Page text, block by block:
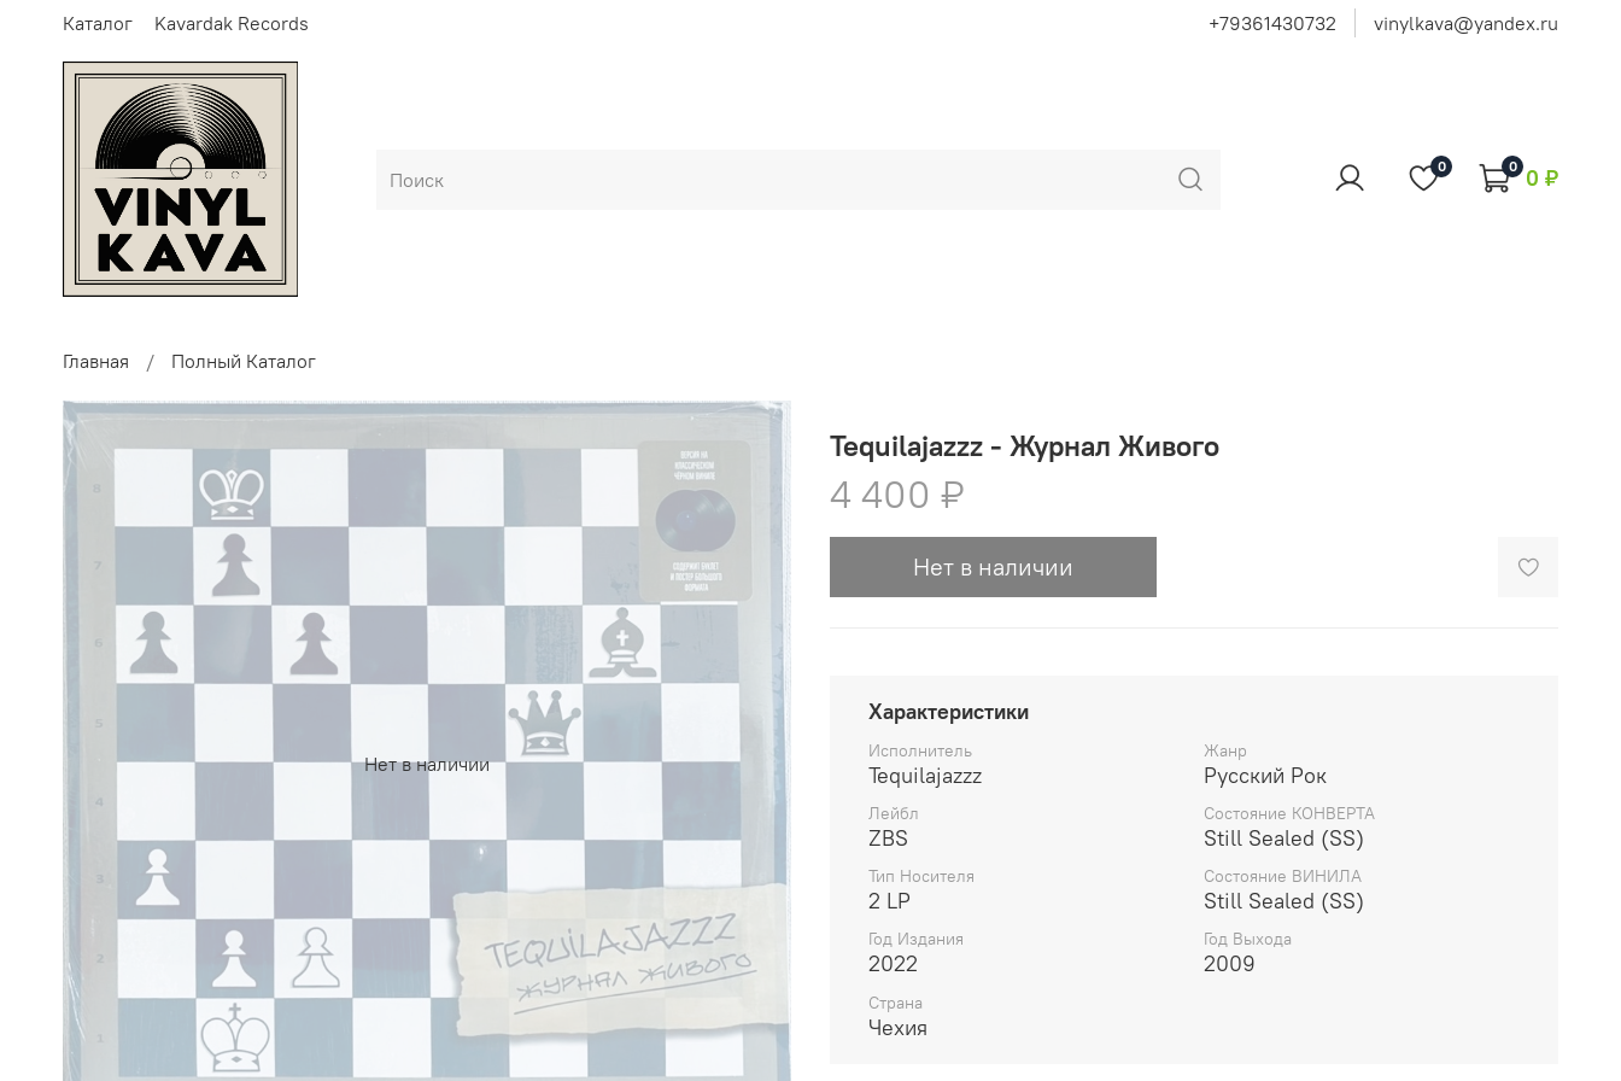
Каталог Kavardak Records +79361430732 vinylkava@yandex.ru
0 0 0 ₽
Главная Полный Каталог
Нет в наличии
Tequilajazzz - Журнал Живого
4 400 ₽
Нет в наличии
Характеристики
Исполнитель
Tequilajazzz
Жанр
Русский Рок
Лейбл
ZBS
Состояние КОНВЕРТА
Still Sealed (SS)
Тип Носителя
2 LP
Состояние ВИНИЛА
Still Sealed (SS)
Год Издания
2022
Год Выхода
2009
Страна
Чехия